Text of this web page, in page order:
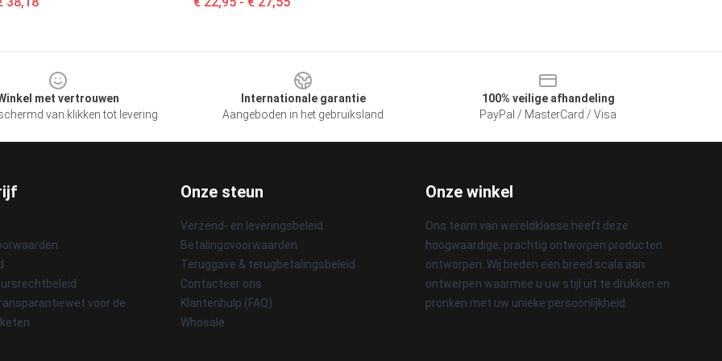
met vertrouwen
van klikken tot levering
Internationale garantie
Aangeboden in het gebruiksland
100% veilige afhandeling
PayPal / MasterCard / Visa
voor de
Onze steun
Verzend- en leveringsbeleid
Betalingsvoorwaarden
Teruggave & terugbetalingsbeleid
Contacteer ons
Klantenhulp (FAQ)
Whosale
Onze winkel
Ons team van wereldklasse heeft deze
hoogwaardige, prachtig ontworpen producten
ontworpen. Wij bieden een breed scala aan
ontwerpen waarmee u uw stijl uit te drukken en
pronken met uw unieke persoonlijkheid.